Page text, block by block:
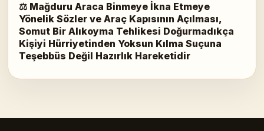
⚖ Mağduru Araca Binmeye İkna Etmeye
Yönelik Sözler ve Araç Kapısının Açılması,
Somut Bir Alıkoyma Tehlikesi Doğurmadıkça
Kişiyi Hürriyetinden Yoksun Kılma Suçuna
Teşebbüs Değil Hazırlık Hareketidir